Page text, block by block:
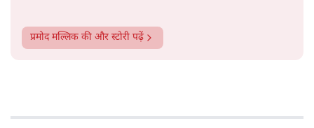
प्रमोद मल्लिक की और स्टोरी पढ़ें